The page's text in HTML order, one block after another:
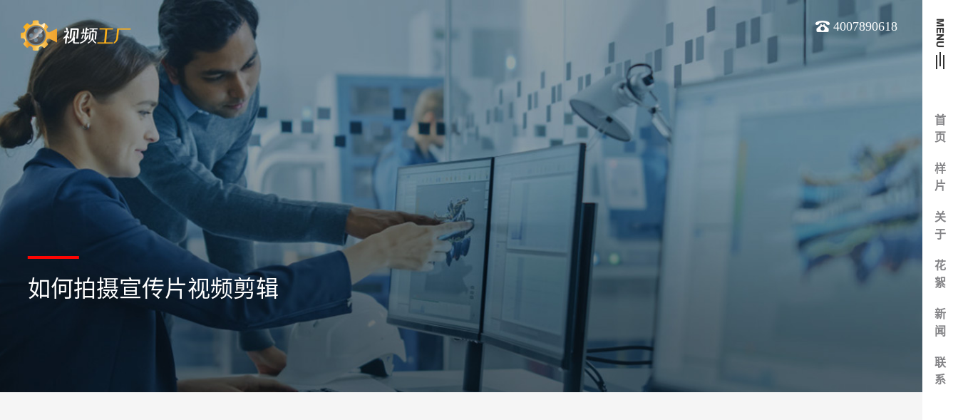
首
页
样
片
关
于
花
絮
新
闻
联
系
4007890618
如何拍摄宣传片视频剪辑